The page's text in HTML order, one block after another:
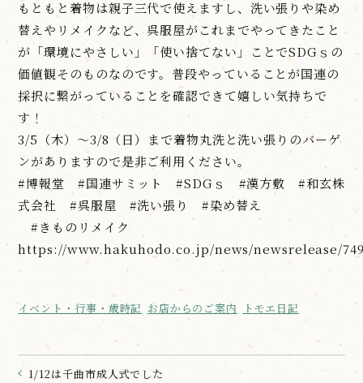
もともと着物は親子三代で使えますし、洗い張りや染め
替えやリメイクなど、呉服屋がこれまでやってきたこと
が「環境にやさしい」「使い捨てない」ことでSDGｓの
価値観そのものなのです。普段やっていることが国連の
採択に繋がっていることを確認できて嬉しい気持ちで
す！
3/5（木）～3/8（日）まで着物丸洗と洗い張りのバーゲ
ンがありますので是非ご利用ください。
#博報堂 #国連サミット #SDGｓ #漢方敷 #和玄株
式会社 #呉服屋 #洗い張り #染め替え
#きものリメイク
https://www.hakuhodo.co.jp/news/newsrelease/
イベント・行事・歳時記 お店からのご案内 トモエ日記
1/12は千曲市成人式でした